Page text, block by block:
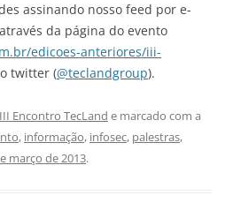
assinando nosso feed por e-
da página do evento
edicoes-anteriores/iii-
twitter (@teclandgroup).
III Encontro TecLand e marcado com a
, informação, infosec, palestras,
março de 2013.